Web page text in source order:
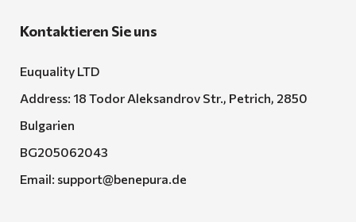
Kontaktieren Sie uns
Euquality LTD
Address: 18 Todor Aleksandrov Str., Petrich, 2850
Bulgarien
BG205062043
Email: support@benepura.de